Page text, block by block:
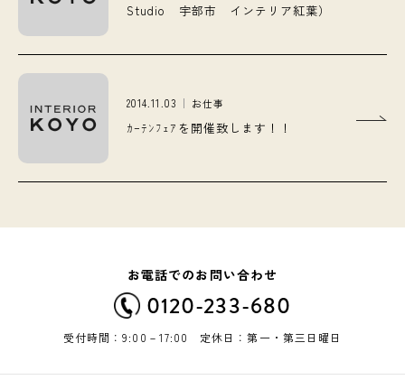
Studio 宇部市 インテリア紅葉）
2014.11.03 お仕事
ｶｰﾃﾝﾌｪｱを開催致します！！
お電話でのお問い合わせ
0120-233-680
受付時間：9:00－17:00 定休日：第一・第三日曜日